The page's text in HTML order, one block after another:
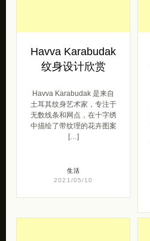
Havva Karabudak
纹身设计欣赏
Havva Karabudak 是来自
土耳其纹身艺术家，专注于
无数线条和网点，在十字绣
中描绘了带纹理的花卉图案
[…]
生活
2021/05/10